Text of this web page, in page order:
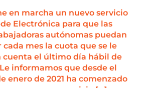
en marcha un nuevo servicio
Electrónica para que las
autónomas puedan
mes la cuota que se le
cuenta el último día hábil de
informamos que desde el
enero de 2021 ha comenzado